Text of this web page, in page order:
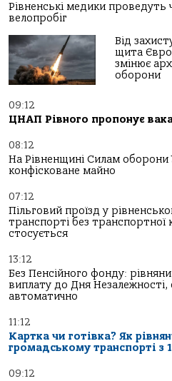
Рівненські медики проведуть
велопробіг
Від
щита
змінює
оборони
09:12
ЦНАП Рівного пропонує
08:12
На Рівненщині Силам оборони
конфісковане майно
07:12
Пільговий проїзд у
транспорті без транспортної
стосується
13:12
Без Пенсійного фонду:
виплату до Дня Незалежності,
автоматично
11:12
Картка чи готівка? Як
громадському транспорті з
09:12